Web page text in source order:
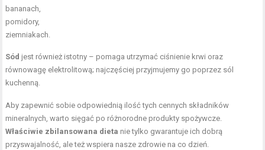
bananach,
pomidory,
ziemniakach.
Sód jest również istotny – pomaga utrzymać ciśnienie krwi oraz
równowagę elektrolitową; najczęściej przyjmujemy go poprzez sól
kuchenną.
Aby zapewnić sobie odpowiednią ilość tych cennych składników
mineralnych, warto sięgać po różnorodne produkty spożywcze.
Właściwie zbilansowana dieta nie tylko gwarantuje ich dobrą
przyswajalność, ale też wspiera nasze zdrowie na co dzień.